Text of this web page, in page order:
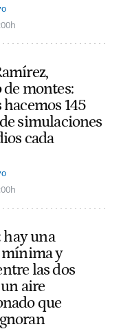
montes:
145
simulaciones
cada
hay una
y
las dos
aire
que